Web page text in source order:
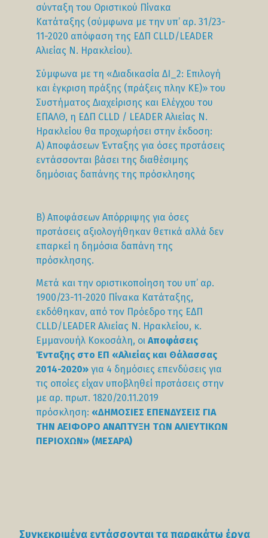
σύνταξη του Οριστικού Πίνακα
Κατάταξης (σύμφωνα με την υπ’ αρ. 31/23-
11-2020 απόφαση της ΕΔΠ CLLD/LEADER
Αλιείας Ν. Ηρακλείου).
Σύμφωνα με τη «Διαδικασία ΔΙ_2: Επιλογή
και έγκριση πράξης (πράξεις πλην ΚΕ)» του
Συστήματος Διαχείρισης και Ελέγχου του
ΕΠΑΛΘ, η ΕΔΠ CLLD / LEADER Αλιείας Ν.
Ηρακλείου θα προχωρήσει στην έκδοση:
Α) Αποφάσεων Ένταξης για όσες προτάσεις
εντάσσονται βάσει της διαθέσιμης
δημόσιας δαπάνης της πρόσκλησης
Β) Αποφάσεων Απόρριψης για όσες
προτάσεις αξιολογήθηκαν θετικά αλλά δεν
επαρκεί η δημόσια δαπάνη της
πρόσκλησης.
Μετά και την οριστικοποίηση του υπ’ αρ.
1900/23-11-2020 Πίνακα Κατάταξης,
εκδόθηκαν, από τον Πρόεδρο της ΕΔΠ
CLLD/LEADER Αλιείας Ν. Ηρακλείου, κ.
Εμμανουήλ Κοκοσάλη, οι Αποφάσεις
Ένταξης στο ΕΠ «Αλιείας και Θάλασσας
2014-2020» για 4 δημόσιες επενδύσεις για
τις οποίες είχαν υποβληθεί προτάσεις στην
με αρ. πρωτ. 1820/20.11.2019
πρόσκληση: «ΔΗΜΟΣΙΕΣ ΕΠΕΝΔΥΣΕΙΣ ΓΙΑ
ΤΗΝ ΑΕΙΦΟΡΟ ΑΝΑΠΤΥΞΗ ΤΩΝ ΑΛΙΕΥΤΙΚΩΝ
ΠΕΡΙΟΧΩΝ» (ΜΕΣΑΡΑ)
Συγκεκριμένα εντάσσονται τα παρακάτω έργα